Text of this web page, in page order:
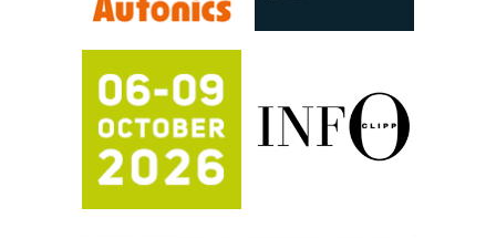
Automatizacija pakovanja · Display
Proizvodnja iC7 Hybrid 1500 VDC
mrežnog pretvarača sa tečnim
hlađenjem
Potpuna efikasnost bez složenih
sistema